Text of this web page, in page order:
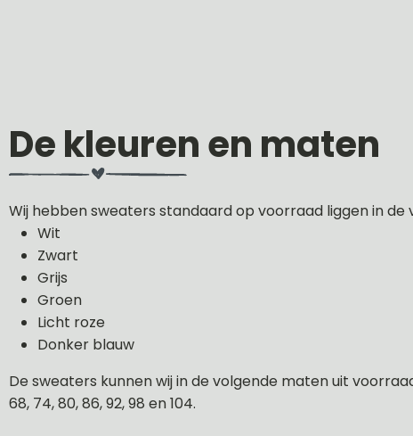
De kleuren en maten
Wij hebben sweaters standaard op voorraad liggen in de
Wit
Zwart
Grijs
Groen
Licht roze
Donker blauw
De sweaters kunnen wij in de volgende maten uit
68, 74, 80, 86, 92, 98 en 104.